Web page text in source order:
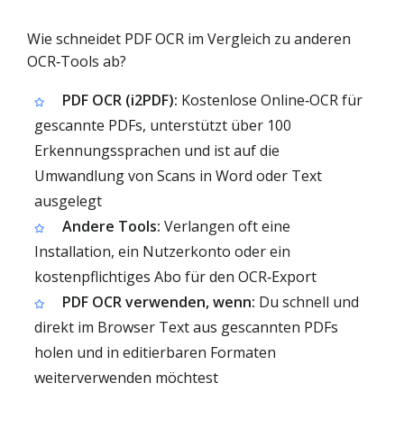
Wie schneidet PDF OCR im Vergleich zu anderen
OCR‑Tools ab?
PDF OCR (i2PDF): Kostenlose Online‑OCR für
gescannte PDFs, unterstützt über 100
Erkennungssprachen und ist auf die
Umwandlung von Scans in Word oder Text
ausgelegt
Andere Tools: Verlangen oft eine
Installation, ein Nutzerkonto oder ein
kostenpflichtiges Abo für den OCR‑Export
PDF OCR verwenden, wenn: Du schnell und
direkt im Browser Text aus gescannten PDFs
holen und in editierbaren Formaten
weiterverwenden möchtest